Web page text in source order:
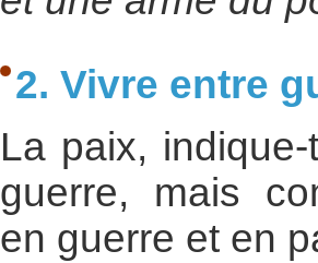
2. Vivre entre
La paix,
guerre, mais
en guerre et en